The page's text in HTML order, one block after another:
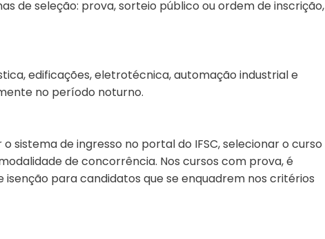
de seleção: prova, sorteio público ou ordem de inscrição,
edificações, eletrotécnica, automação industrial e
no período noturno.
sistema de ingresso no portal do IFSC, selecionar o curso
de concorrência. Nos cursos com prova, é
para candidatos que se enquadrem nos critérios